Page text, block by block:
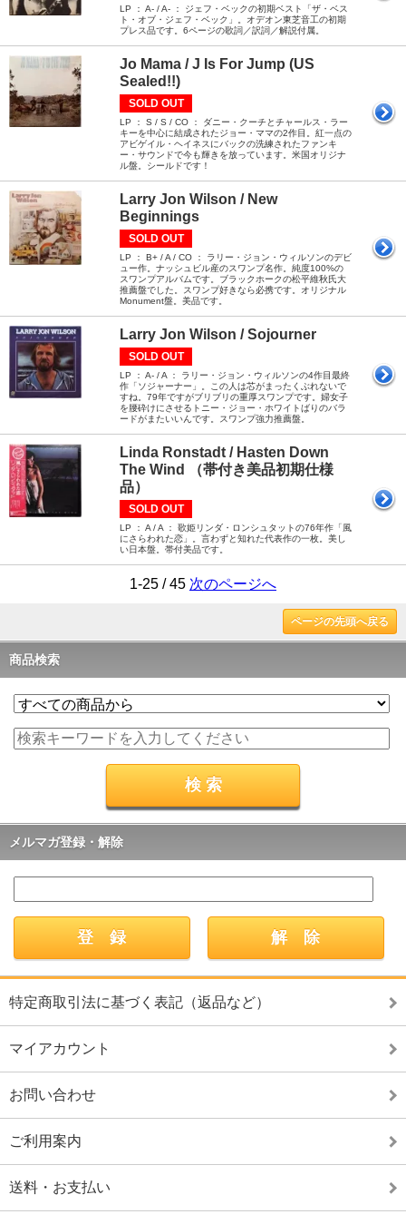
LP ： A- / A- ： ジェフ・ベックの初期ベスト「ザ・ベス
ト・オブ・ジェフ・ベック」。オデオン東芝音工の初期
プレス品です。6ページの歌詞／訳詞／解説付属。
Jo Mama / J Is For Jump (US
Sealed!!)
SOLD OUT
LP ： S / S / CO ： ダニー・クーチとチャールス・ラー
キーを中心に結成されたジョー・ママの2作目。紅一点の
アビゲイル・ヘイネスにバックの洗練されたファンキ
ー・サウンドで今も輝きを放っています。米国オリジナ
ル盤。シールドです！
Larry Jon Wilson / New
Beginnings
SOLD OUT
LP ： B+ / A / CO ： ラリー・ジョン・ウィルソンのデビ
ュー作。ナッシュビル産のスワンプ名作。純度100%の
スワンプアルバムです。ブラックホークの松平維秋氏大
推薦盤でした。スワンプ好きなら必携です。オリジナル
Monument盤。美品です。
Larry Jon Wilson / Sojourner
SOLD OUT
LP ： A- / A ： ラリー・ジョン・ウィルソンの4作目最終
作「ソジャーナー」。この人は芯がまったくぶれないで
すね。79年ですがブリブリの重厚スワンプです。婦女子
を腰砕けにさせるトニー・ジョー・ホワイトばりのバラ
ードがまたいいんです。スワンプ強力推薦盤。
Linda Ronstadt / Hasten Down
The Wind （帯付き美品初期仕様
品）
SOLD OUT
LP ： A / A ： 歌姫リンダ・ロンシュタットの76年作「風
にさらわれた恋」。言わずと知れた代表作の一枚。美し
い日本盤。帯付美品です。
1-25 / 45 次のページへ
ページの先頭へ戻る
商品検索
メルマガ登録・解除
特定商取引法に基づく表記（返品など）
マイアカウント
お問い合わせ
ご利用案内
送料・お支払い